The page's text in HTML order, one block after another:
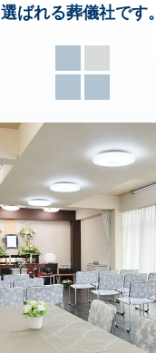
選ばれる葬儀社です。